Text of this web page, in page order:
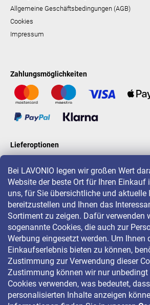
Bei LAVONIO legen wir großen Wert
Website der beste Ort für Ihren Einkauf
uns, für Sie übersichtliche und aktuelle
bereitzustellen und Ihnen das
Sortiment zu zeigen. Dafür verwenden
sogenannte Cookies, die auch zur
Werbung eingesetzt werden. Um Ihnen
Einkaufserlebnis bieten zu können,
Zustimmung zur Verwendung dieser
Zustimmung können wir nur unbedingt
Cookies verwenden, was bedeutet,
personalisierten Inhalte anzeigen
Allgemeine Geschäftsbedingungen (AGB)
Cookies
Impressum
Zahlungsmöglichkeiten
Lieferoptionen
LAVONIO in der Welt
Für Aktionen, Gewinnspiele und Rabatte